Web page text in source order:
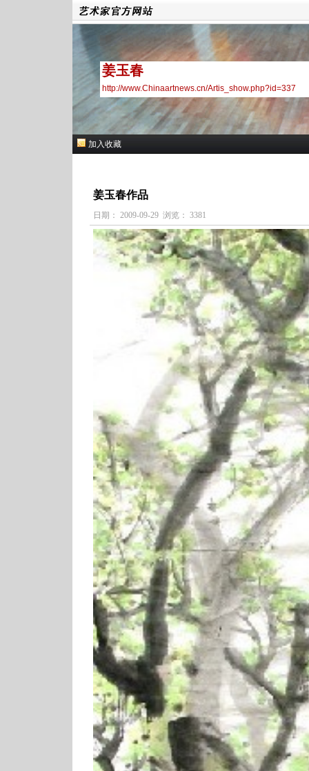
姜玉春
http://www.Chinaartnews.cn/Artis_show.php?id=337
加入收藏
姜玉春作品
日期： 2009-09-29 浏览： 3381